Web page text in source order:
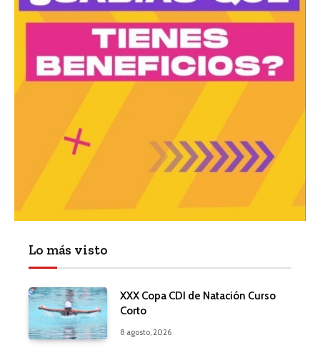
Lo más visto
XXX Copa CDI de Natación Curso
Corto
8 agosto, 2026